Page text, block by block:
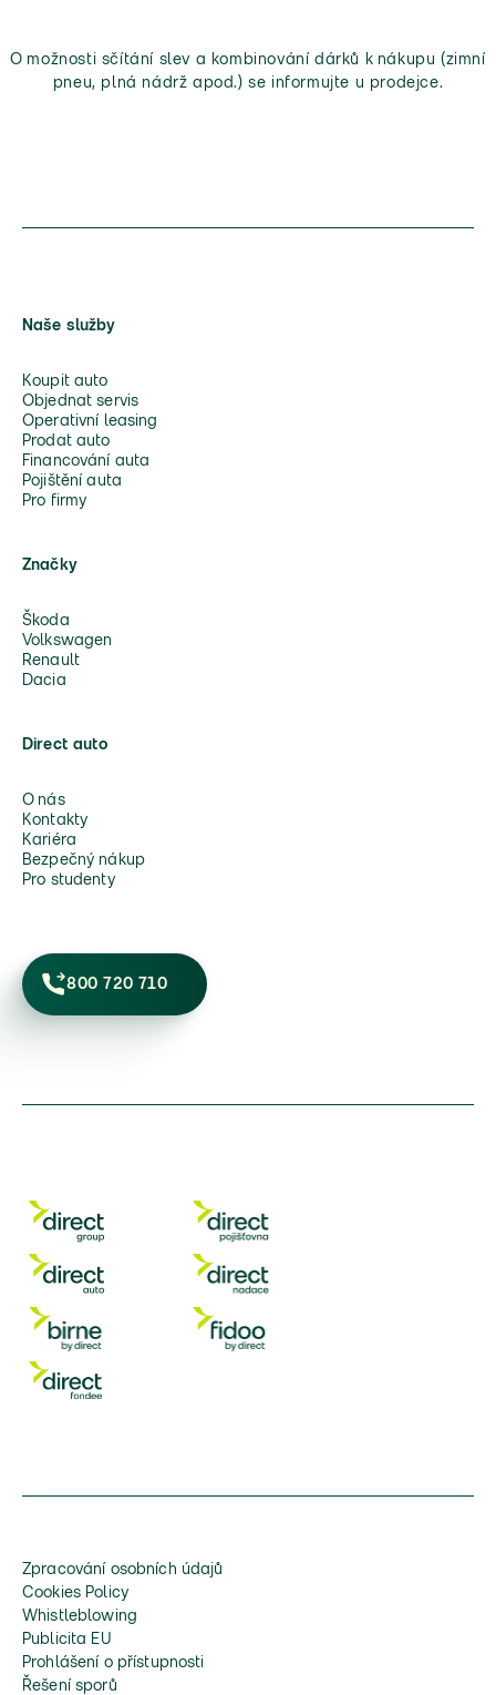
O možnosti sčítání slev a kombinování dárků k nákupu (zimní
pneu, plná nádrž apod.) se informujte u prodejce.
Naše služby
Koupit auto
Objednat servis
Operativní leasing
Prodat auto
Financování auta
Pojištění auta
Pro firmy
Značky
Škoda
Volkswagen
Renault
Dacia
Direct auto
O nás
Kontakty
Kariéra
Bezpečný nákup
Pro studenty
800 720 710
Zpracování osobních údajů
Cookies Policy
Whistleblowing
Publicita EU
Prohlášení o přístupnosti
Řešení sporů